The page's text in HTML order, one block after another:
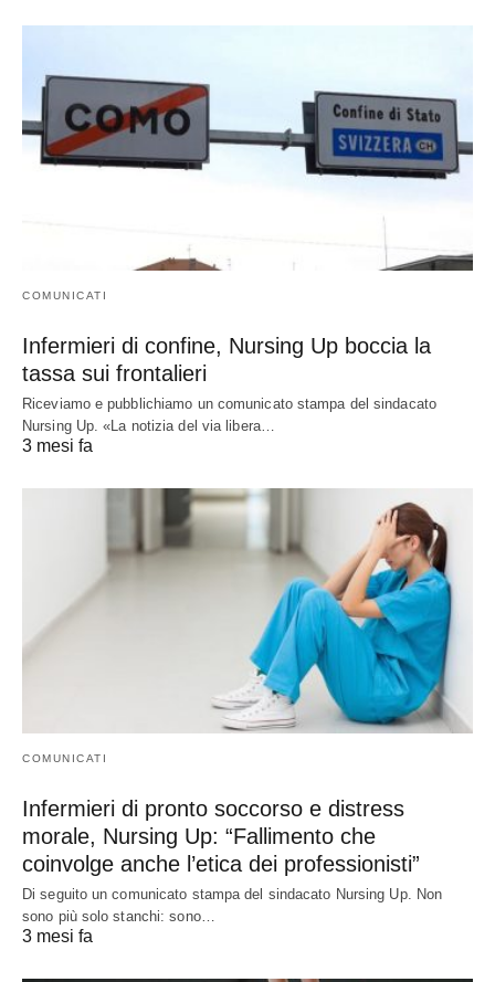
COMUNICATI
Infermieri di confine, Nursing Up boccia la
tassa sui frontalieri
Riceviamo e pubblichiamo un comunicato stampa del sindacato
Nursing Up. «La notizia del via libera…
3 mesi fa
COMUNICATI
Infermieri di pronto soccorso e distress
morale, Nursing Up: “Fallimento che
coinvolge anche l’etica dei professionisti”
Di seguito un comunicato stampa del sindacato Nursing Up. Non
sono più solo stanchi: sono…
3 mesi fa